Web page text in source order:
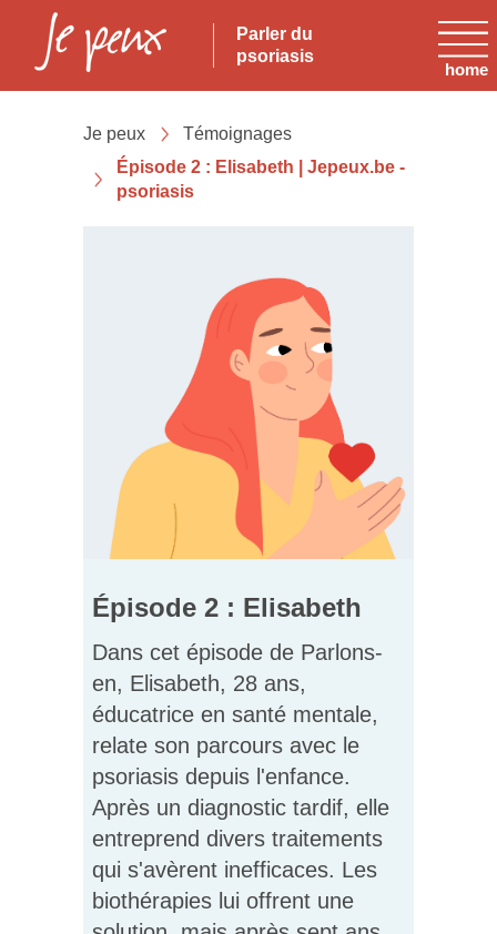
Parler du
psoriasis
home
Je peux
Témoignages
Épisode 2 : Elisabeth | Jepeux.be -
psoriasis
Épisode 2 : Elisabeth
Dans cet épisode de Parlons-
en, Elisabeth, 28 ans,
éducatrice en santé mentale,
relate son parcours avec le
psoriasis depuis l'enfance.
Après un diagnostic tardif, elle
entreprend divers traitements
qui s'avèrent inefficaces. Les
biothérapies lui offrent une